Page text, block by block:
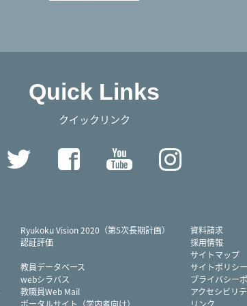
Quick Links
クイックリンク
Twitter FacebookYouTube
Ryukoku Vision 2020（第5次長期計画）
認証評価
教員データベース
webシラバス
教職員Web Mail
ポータルサイト（学内者向け）
資料請求
採用情報
サイトマップ
サイトポリシー
プライバシー
アクセシビリ
リンク